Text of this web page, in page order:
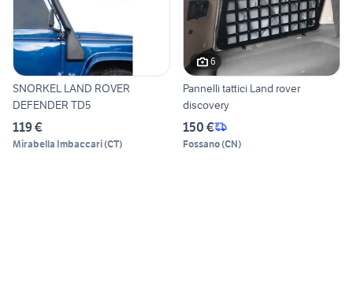
SNORKEL LAND ROVER
DEFENDER TD5
119 €
Mirabella Imbaccari(CT)
6
Pannelli tattici Land rover
discovery
150 €
Fossano(CN)